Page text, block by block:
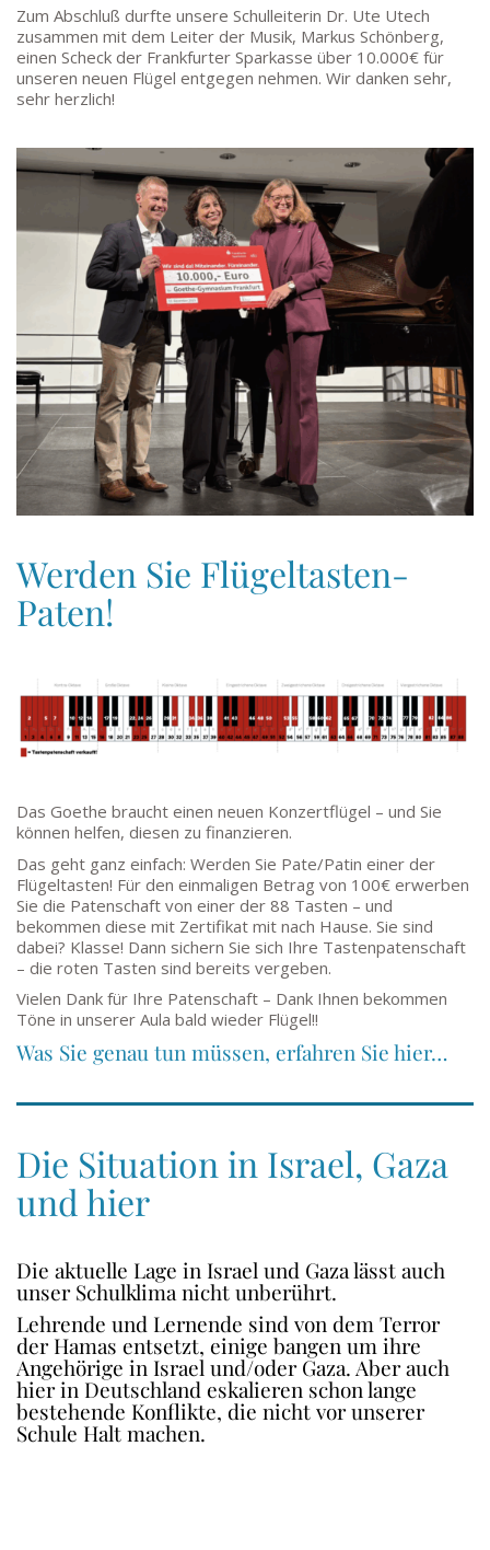
Zum Abschluß durfte unsere Schulleiterin Dr. Ute Utech
zusammen mit dem Leiter der Musik, Markus Schönberg,
einen Scheck der Frankfurter Sparkasse über 10.000€ für
unseren neuen Flügel entgegen nehmen. Wir danken sehr,
sehr herzlich!
Werden Sie Flügeltasten-
Paten!
Das Goethe braucht einen neuen Konzertflügel – und Sie
können helfen, diesen zu finanzieren.
Das geht ganz einfach: Werden Sie Pate/Patin einer der
Flügeltasten! Für den einmaligen Betrag von 100€ erwerben
Sie die Patenschaft von einer der 88 Tasten – und
bekommen diese mit Zertifikat mit nach Hause. Sie sind
dabei? Klasse! Dann sichern Sie sich Ihre Tastenpatenschaft
– die roten Tasten sind bereits vergeben.
Vielen Dank für Ihre Patenschaft – Dank Ihnen bekommen
Töne in unserer Aula bald wieder Flügel!!
Was Sie genau tun müssen, erfahren Sie hier…
Die Situation in Israel, Gaza
und hier
Die aktuelle Lage in Israel und Gaza lässt auch
unser Schulklima nicht unberührt.
Lehrende und Lernende sind von dem Terror
der Hamas entsetzt, einige bangen um ihre
Angehörige in Israel und/oder Gaza. Aber auch
hier in Deutschland eskalieren schon lange
bestehende Konflikte, die nicht vor unserer
Schule Halt machen.